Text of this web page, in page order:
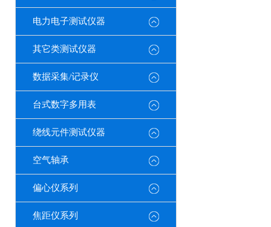
电力电子测试仪器
其它类测试仪器
数据采集/记录仪
台式数字多用表
绕线元件测试仪器
空气轴承
偏心仪系列
焦距仪系列